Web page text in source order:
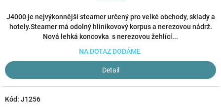
4,4
z
5
hvězdiček.
J4000 je nejvýkonnější steamer určený pro velké obchody, sklady a
hotely.Steamer má odolný hliníkovový korpus a nerezovou nádrž.
Nová lehká koncovka s nerezovou žehlící...
NA DOTAZ DODÁME
Detail
Kód: J1256